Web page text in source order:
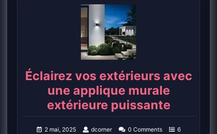
Éclairez vos extérieurs avec
une applique murale
extérieure puissante
2 mai, 2025 dcorner 0 Comments
6